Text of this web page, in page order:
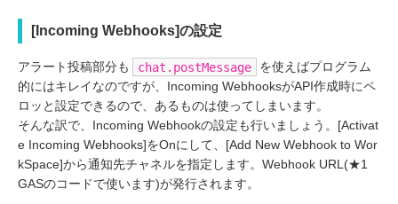
[Incoming Webhooks]の設定
アラート投稿部分も chat.postMessage
を使えばプログラム
的にはキレイなのですが、Incoming WebhooksがAPI作成時にペ
ロッと設定できるので、あるものは使ってしまいます。
そんな訳で、Incoming Webhookの設定も行いましょう。[Activat
e Incoming Webhooks]をOnにして、[Add New Webhook to Wor
kSpace]から通知先チャネルを指定します。Webhook URL(★1
GASのコードで使います)が発行されます。